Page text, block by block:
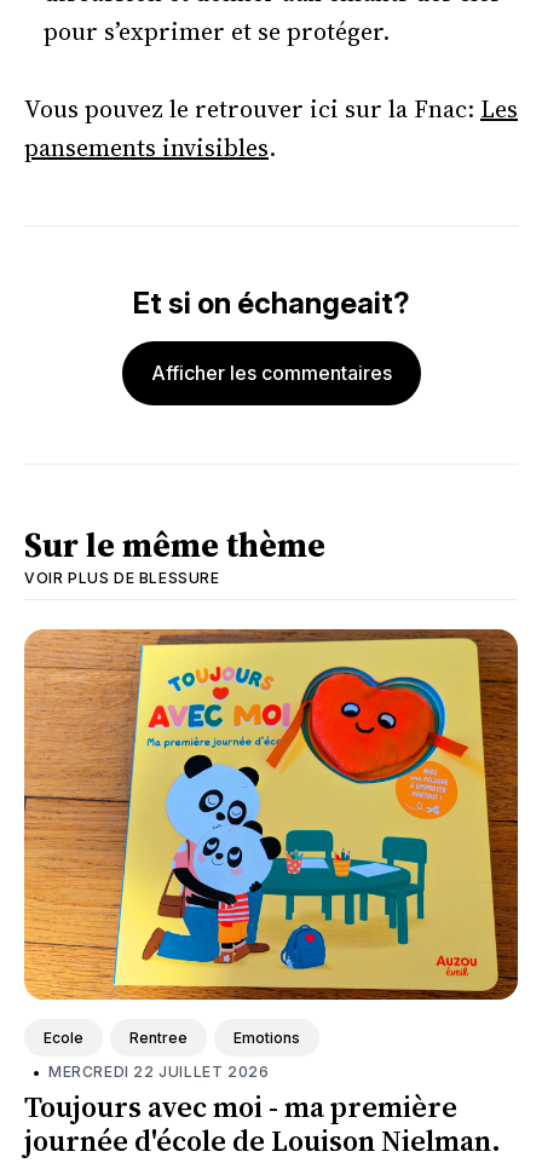
pour s’exprimer et se protéger.
Vous pouvez le retrouver ici sur la Fnac: Les
pansements invisibles.
Et si on échangeait?
Afficher les commentaires
Sur le même thème
VOIR PLUS DE BLESSURE
Ecole Rentree Emotions
• MERCREDI 22 JUILLET 2026
Toujours avec moi - ma première
journée d'école de Louison Nielman.